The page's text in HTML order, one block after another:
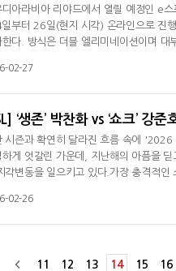
디아라비아 리야드에서 열릴 예정인 e
부터 26일(현지 시각) 온라인으로 진
한다. 방식은 더블 엘리미네이션이며
드 투 MSI' 1위 팀, 온라인에서 살아남
02-27
‘생존’ 박찬화 vs ‘쇼크’ 강
시즌과 확연히 달라진 흐름 속에 '2026
하게 엇갈린 가운데, 지난해의 아픔을
각변동을 일으키고 있다.가장 충격적
당하며 고배를 마셨다. 두 시즌 모두 결
02-26
11 12 13 14 15 16